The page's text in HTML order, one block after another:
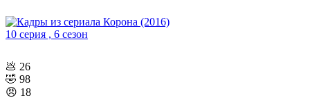
10 серия , 6 сезон
💩 26
🤣 98
😠 18